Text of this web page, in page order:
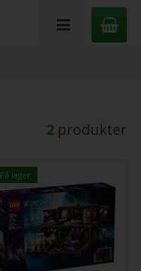
2 produkter
På lager